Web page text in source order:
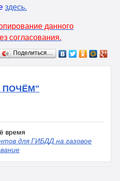
здесь.
данного
согласования.
Поделиться…
ПОЧЁМ"
время
для ГИБДД на газовое